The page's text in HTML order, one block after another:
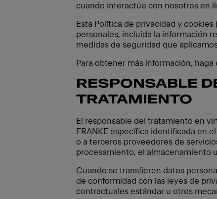
cuando interactúe con nosotros en
Esta Política de privacidad y
personales, incluida la información
medidas de seguridad que
Para obtener más información,
RESPONSABLE
TRATAMIENTO
El responsable del tratamiento en
FRANKE específica identificada en
o a terceros proveedores de
procesamiento, el almacenamiento
Cuando se transfieren datos
de conformidad con las leyes de
contractuales estándar u otros